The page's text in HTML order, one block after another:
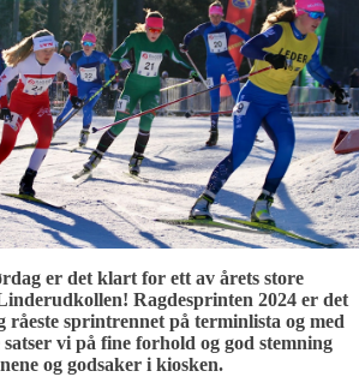
er det klart for ett av årets store
Ragdesprinten 2024 er det
råeste sprintrennet på terminlista og med
vi på fine forhold og god stemning
og godsaker i kiosken.